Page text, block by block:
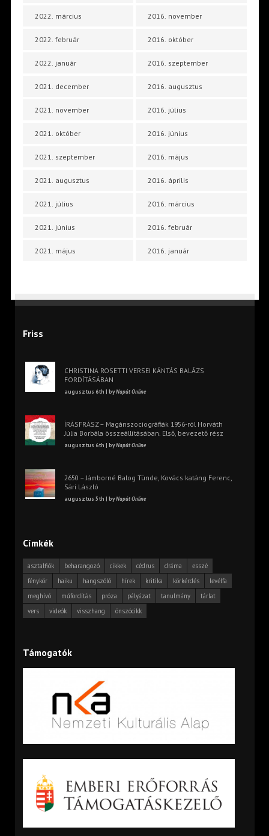
2022. március
2022. február
2022. január
2021. december
2021. november
2021. október
2021. szeptember
2021. augusztus
2021. július
2021. június
2021. május
2016. november
2016. október
2016. szeptember
2016. augusztus
2016. július
2016. június
2016. május
2016. április
2016. március
2016. február
2016. január
Friss
CHRISTINA ROSETTI VERSEI KÁNTÁS BALÁZS
FORDÍTÁSÁBAN
augusztus 6th | byNapút Online
ÍRÁSFRÁSZ – Magánszociográfiák 1956-ról Horváth
Júlia Borbála összeállításában. Első, bevezető rész
augusztus 6th | byNapút Online
2650 – Jámborné Balog Tünde, Kovács katáng Ferenc,
Sári László
augusztus 5th | byNapút Online
Címkék
asztalfiók beharangozó cikkek cédrus dráma
esszé
fénykör
haiku hangszóló hírek kritika körkérdés
levélfa
meghívó
műfordítás próza pályázat tanulmány
tárlat
vers
videók visszhang önszócikk
Támogatók